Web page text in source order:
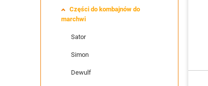
Części do kombajnów do
marchwi
Sator
Simon
Dewulf